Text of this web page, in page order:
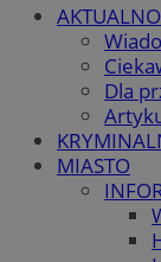
Dla
MIASTO